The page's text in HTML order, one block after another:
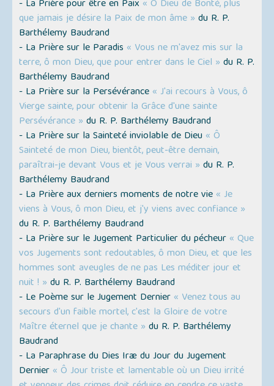
- La Prière pour être en Paix « Ô Dieu de Bonté, plus
que jamais je désire la Paix de mon âme » du R. P.
Barthélemy Baudrand
- La Prière sur le Paradis « Vous ne m'avez mis sur la
terre, ô mon Dieu, que pour entrer dans le Ciel » du R. P.
Barthélemy Baudrand
- La Prière sur la Persévérance « J'ai recours à Vous, ô
Vierge sainte, pour obtenir la Grâce d'une sainte
Persévérance » du R. P. Barthélemy Baudrand
- La Prière sur la Sainteté inviolable de Dieu « Ô
Sainteté de mon Dieu, bientôt, peut-être demain,
paraîtrai-je devant Vous et je Vous verrai » du R. P.
Barthélemy Baudrand
- La Prière aux derniers moments de notre vie « Je
viens à Vous, ô mon Dieu, et j'y viens avec confiance »
du R. P. Barthélemy Baudrand
- La Prière sur le Jugement Particulier du pécheur « Que
vos Jugements sont redoutables, ô mon Dieu, et que les
hommes sont aveugles de ne pas Les méditer jour et
nuit ! » du R. P. Barthélemy Baudrand
- Le Poème sur le Jugement Dernier « Venez tous au
secours d'un faible mortel, c'est la Gloire de votre
Maître éternel que je chante » du R. P. Barthélemy
Baudrand
- La Paraphrase du Dies Iræ du Jour du Jugement
Dernier « Ô Jour triste et lamentable où un Dieu irrité